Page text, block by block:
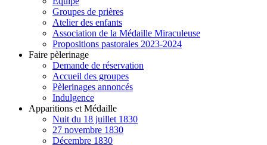
Groupes de prières
Atelier des enfants
Association de la Médaille Miraculeuse
Propositions pastorales 2023-2024
Faire pèlerinage
Demande de réservation
Accueil des groupes
Pèlerinages annoncés
Indulgence
Apparitions et Médaille
Nuit du 18 juillet 1830
27 novembre 1830
Décembre 1830